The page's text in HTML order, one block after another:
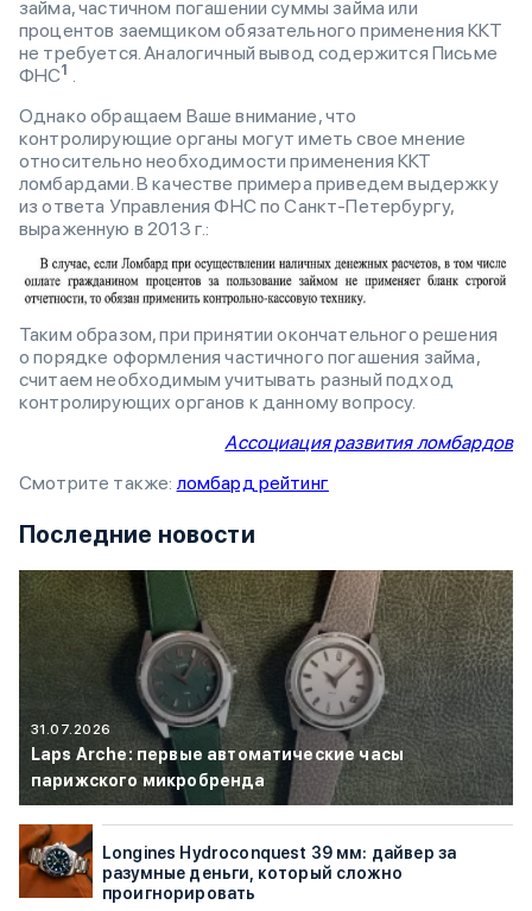
займа, частичном погашении суммы займа или
процентов заемщиком обязательного применения ККТ
не требуется. Аналогичный вывод содержится Письме
ФНС1 .
Однако обращаем Ваше внимание, что
контролирующие органы могут иметь свое мнение
относительно необходимости применения ККТ
ломбардами. В качестве примера приведем выдержку
из ответа Управления ФНС по Санкт-Петербургу,
выраженную в 2013 г.:
Таким образом, при принятии окончательного решения
о порядке оформления частичного погашения займа,
считаем необходимым учитывать разный подход
контролирующих органов к данному вопросу.
Ассоциация развития ломбардов
Смотрите также: ломбард рейтинг
Последние новости
31.07.2026
Laps Arche: первые автоматические часы
парижского микробренда
Longines Hydroconquest 39 мм: дайвер за
разумные деньги, который сложно
проигнорировать